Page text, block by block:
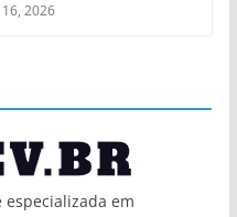
2026
especializada em